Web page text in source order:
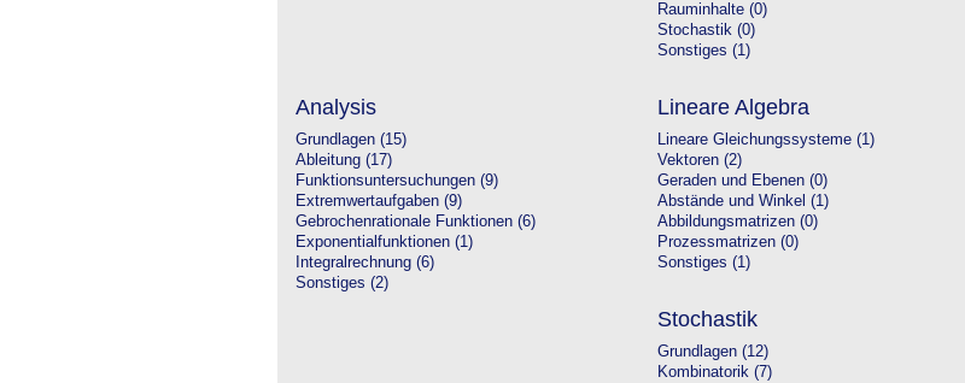
Rauminhalte (0)
Stochastik (0)
Sonstiges (1)
Analysis
Grundlagen (15)
Ableitung (17)
Funktionsuntersuchungen (9)
Extremwertaufgaben (9)
Gebrochenrationale Funktionen (6)
Exponentialfunktionen (1)
Integralrechnung (6)
Sonstiges (2)
Lineare Algebra
Lineare Gleichungssysteme (1)
Vektoren (2)
Geraden und Ebenen (0)
Abstände und Winkel (1)
Abbildungsmatrizen (0)
Prozessmatrizen (0)
Sonstiges (1)
Stochastik
Grundlagen (12)
Kombinatorik (7)